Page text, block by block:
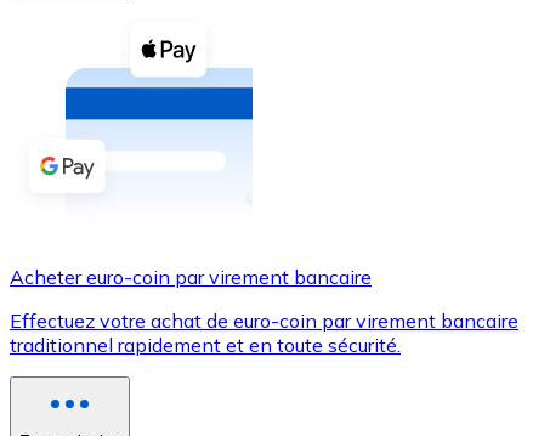
Coupons crypto
Achetez des cryptomonnaies en espèces et d'autres
Acheter avec espèces
Virement SEPA
Utilisez les cartes Visa et Mastercard pour acheter
Acheter avec carte
Acheter euro-coin par virement bancaire
Effectuez votre achat de euro-coin par virement bancaire
traditionnel rapidement et en toute sécurité.